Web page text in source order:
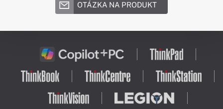
OTÁZKA NA PRODUKT